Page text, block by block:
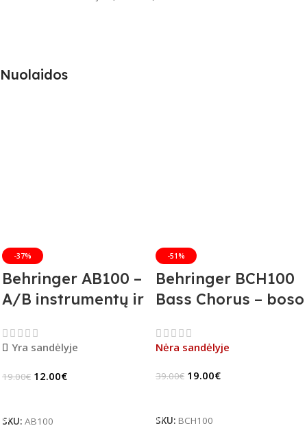
Nuolaidos
-37%
Behringer AB100 –
A/B instrumentų ir
jungiklis
Yra sandėlyje
19.00€ 12.00€
SKU: AB100
-51%
Behringer BCH100
Bass Chorus – boso
Stock)
Nėra sandėlyje
39.00€ 19.00€
SKU: BCH100